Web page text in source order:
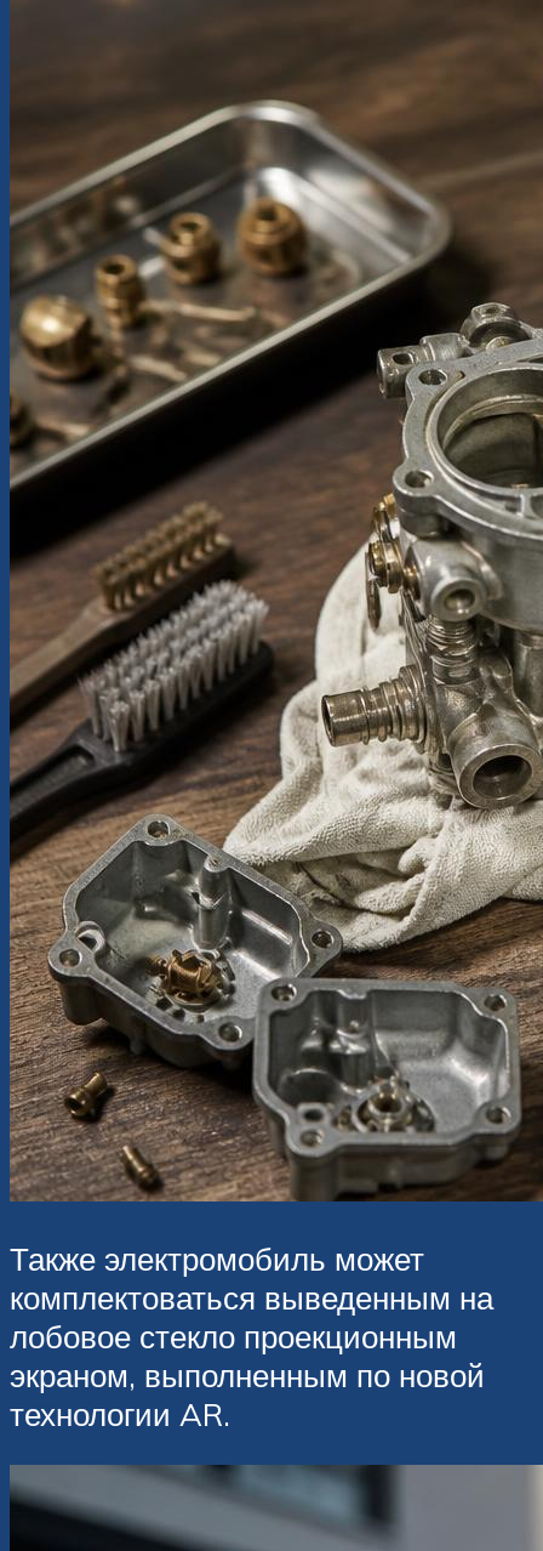
Также электромобиль может
комплектоваться выведенным на
лобовое стекло проекционным
экраном, выполненным по новой
технологии AR.